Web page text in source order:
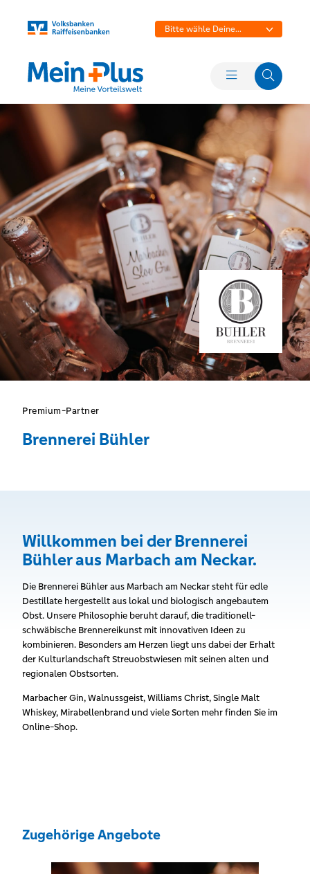
Bitte wähle Deine
Premium-Partner
Brennerei Bühler
Willkommen bei der Brennerei
Bühler aus Marbach am Neckar.
Die Brennerei Bühler aus Marbach am Neckar steht für edle
Destillate hergestellt aus lokal und biologisch angebautem
Obst. Unsere Philosophie beruht darauf, die traditionell-
schwäbische Brennereikunst mit innovativen Ideen zu
kombinieren. Besonders am Herzen liegt uns dabei der Erhalt
der Kulturlandschaft Streuobstwiesen mit seinen alten und
regionalen Obstsorten.
Marbacher Gin, Walnussgeist, Williams Christ, Single Malt
Whiskey, Mirabellenbrand und viele Sorten mehr finden Sie im
Online-Shop.
Zugehörige Angebote